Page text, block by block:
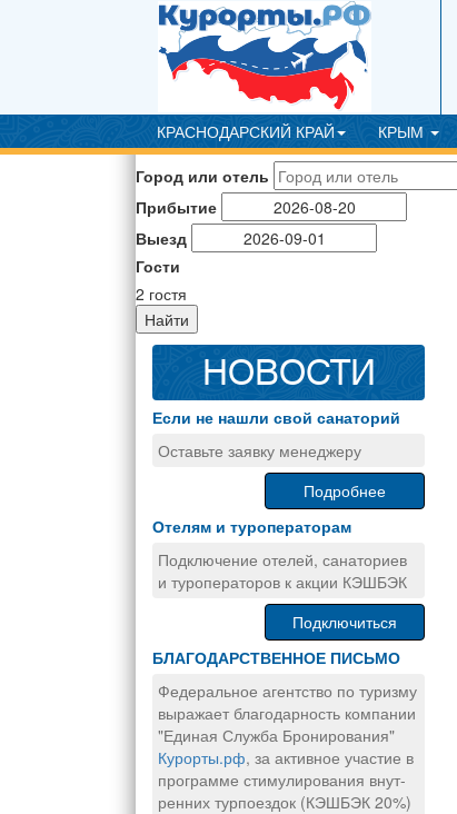
КРАСНОДАРСКИЙ КРАЙ КРЫМ
Город или отель
Прибытие
Выезд
Гости
2 гостя
Найти
НОВОСТИ
Если не нашли свой санаторий
Оставьте заявку менеджеру
Подробнее
Отелям и туроператорам
Подключение отелей, санаториев
и туроператоров к акции КЭШБЭК
Подключиться
БЛАГОДАРСТВЕННОЕ ПИСЬМО
Федеральное агентство по туризму
выражает благодарность компании
"Единая Служба Бронирования"
Курорты.рф, за активное участие в
программе стимулирования внут-
ренних турпоездок (КЭШБЭК 20%)